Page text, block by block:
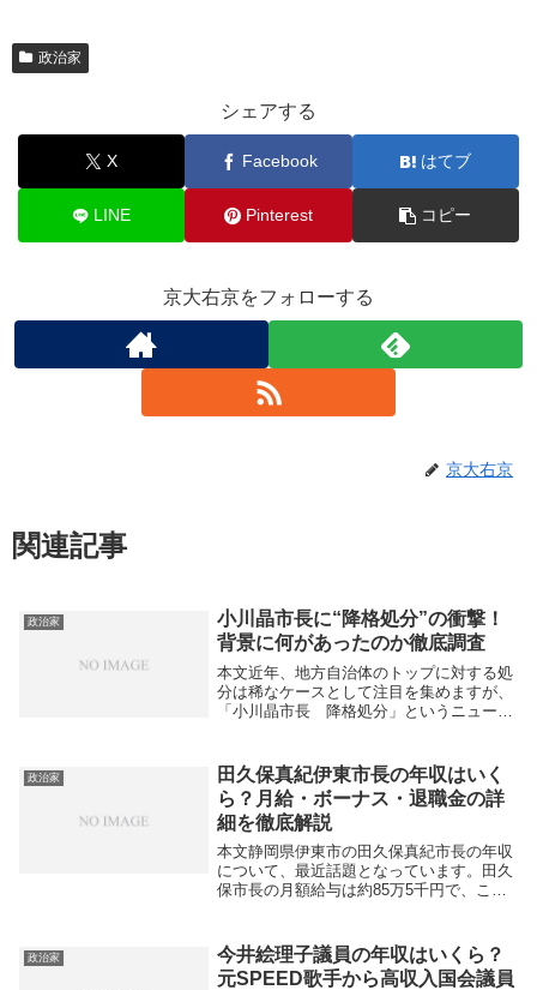
政治家
シェアする
X Facebook はてブ
LINE Pinterest コピー
京大右京をフォローする
京大右京
関連記事
政治家
小川晶市長に“降格処分”の衝撃！
背景に何があったのか徹底調査
本文近年、地方自治体のトップに対する処
分は稀なケースとして注目を集めますが、
「小川晶市長 降格処分」というニュース
大きな影響を与える存在であり、その人物
が処分対象と...
政治家
田久保真紀伊東市長の年収はいく
ら？月給・ボーナス・退職金の詳
細を徹底解説
本文静岡県伊東市の田久保真紀市長の年収
について、最近話題となっています。田久
保市長の月額給与は約85万5千円で、これ
ボーナスは満額で約185万円も支給される
た...
政治家
今井絵理子議員の年収はいくら？
元SPEED歌手から高収入国会議員